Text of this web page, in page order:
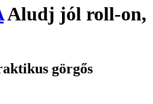
Aludj jól roll-on,
görgős